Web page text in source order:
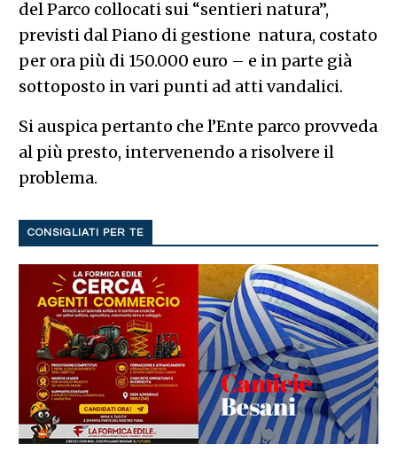
del Parco collocati sui “sentieri natura”,
previsti dal Piano di gestione natura, costato
per ora più di 150.000 euro – e in parte già
sottoposto in vari punti ad atti vandalici.
Si auspica pertanto che l’Ente parco provveda
al più presto, intervenendo a risolvere il
problema.
CONSIGLIATI PER TE